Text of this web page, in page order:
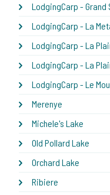
LodgingCarp - Grand
LodgingCarp - La
LodgingCarp - La
LodgingCarp - La
LodgingCarp - Le
Merenye
Michele's Lake
Old Pollard Lake
Orchard Lake
Ribiere